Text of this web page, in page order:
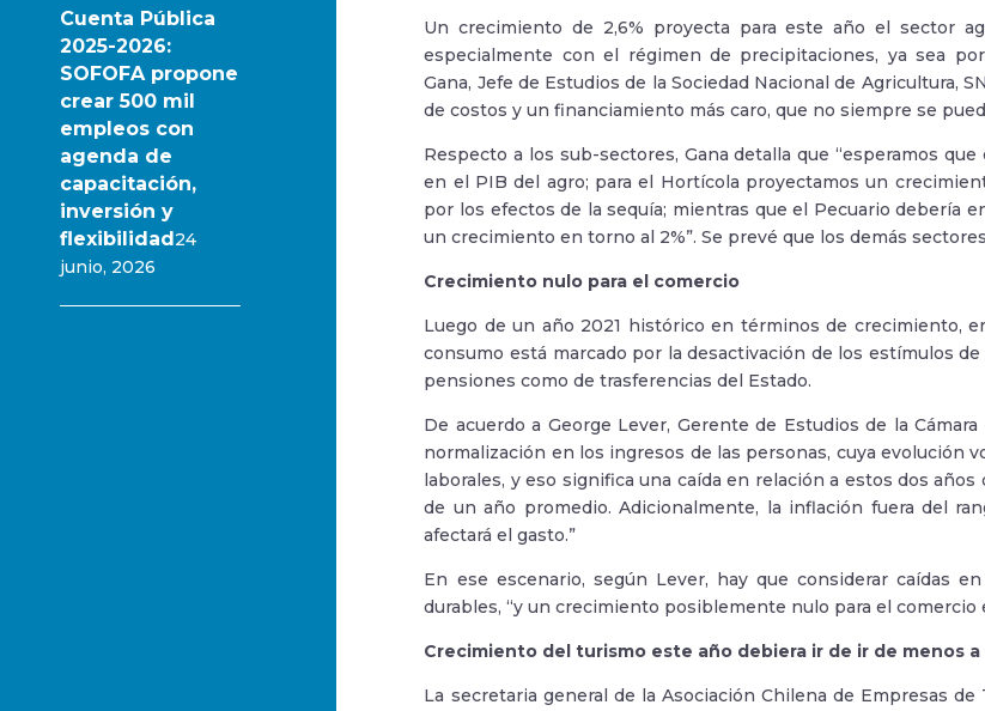
Cuenta Pública
2025-2026:
SOFOFA propone
crear 500 mil
empleos con
agenda de
capacitación,
inversión y
flexibilidad24
junio, 2026
Un crecimiento de 2,6% proyecta para este año el sector
especialmente con el régimen de precipitaciones, ya sea
Gana, Jefe de Estudios de la Sociedad Nacional de Agricultura,
de costos y un financiamiento más caro, que no siempre se
Respecto a los sub-sectores, Gana detalla que “esperamos que
en el PIB del agro; para el Hortícola proyectamos un
por los efectos de la sequía; mientras que el Pecuario debería
un crecimiento en torno al 2%”. Se prevé que los demás
Crecimiento nulo para el comercio
Luego de un año 2021 histórico en términos de crecimiento,
consumo está marcado por la desactivación de los estímulos
pensiones como de trasferencias del Estado.
De acuerdo a George Lever, Gerente de Estudios de la
normalización en los ingresos de las personas, cuya evolución
laborales, y eso significa una caída en relación a estos dos
de un año promedio. Adicionalmente, la inflación fuera del
afectará el gasto.”
En ese escenario, según Lever, hay que considerar caídas
durables, “y un crecimiento posiblemente nulo para el comercio
Crecimiento del turismo este año debiera ir de ir de menos a
La secretaria general de la Asociación Chilena de Empresas